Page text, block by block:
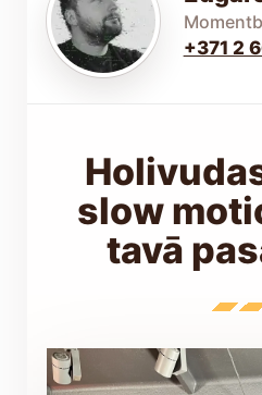
+371 2
slow
tavā